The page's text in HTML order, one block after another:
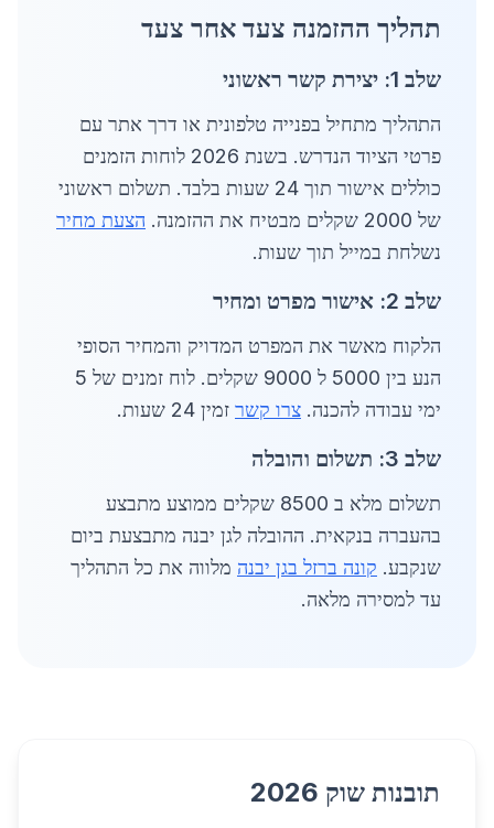
תהליך ההזמנה צעד אחר צעד
שלב 1: יצירת קשר ראשוני
התהליך מתחיל בפנייה טלפונית או דרך אתר עם
פרטי הציוד הנדרש. בשנת 2026 לוחות הזמנים
כוללים אישור תוך 24 שעות בלבד. תשלום ראשוני
של 2000 שקלים מבטיח את ההזמנה.
הצעת מחיר
נשלחת במייל תוך שעות.
שלב 2: אישור מפרט ומחיר
הלקוח מאשר את המפרט המדויק והמחיר הסופי
הנע בין 5000 ל 9000 שקלים. לוח זמנים של 5
ימי עבודה להכנה. צרו קשר זמין 24 שעות.
שלב 3: תשלום והובלה
תשלום מלא ב 8500 שקלים ממוצע מתבצע
בהעברה בנקאית. ההובלה לגן יבנה מתבצעת ביום
שנקבע. קונה ברזל בגן יבנה מלווה את כל התהליך
עד למסירה מלאה.
תובנות שוק 2026